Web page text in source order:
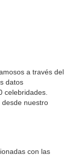
a través del
datos
celebridades.
desde nuestro
con las